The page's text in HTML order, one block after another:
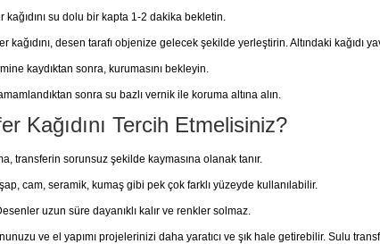
kağıdını su dolu bir kapta 1-2 dakika bekletin.
kağıdını, desen tarafı objenize gelecek şekilde yerleştirin. Altındaki kağıdı
kaydıktan sonra, kurumasını bekleyin.
sonra su bazlı vernik ile koruma altına alın.
Kağıdını Tercih Etmelisiniz?
transferin sorunsuz şekilde kaymasına olanak tanır.
cam, seramik, kumaş gibi pek çok farklı yüzeyde kullanılabilir.
uzun süre dayanıklı kalır ve renkler solmaz.
ve el yapımı projelerinizi daha yaratıcı ve şık hale getirebilir. Sulu